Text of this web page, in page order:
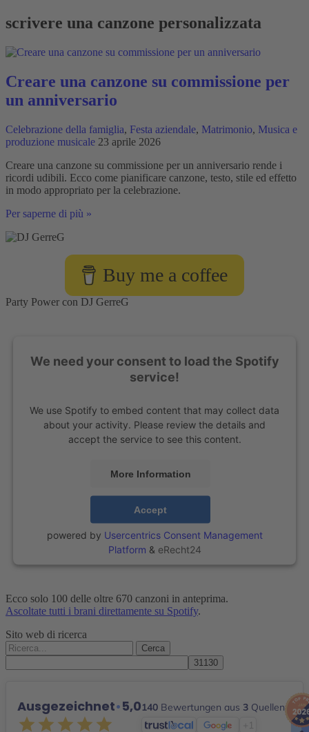
scrivere una canzone personalizzata
Creare una canzone su commissione per
un anniversario
Celebrazione della famiglia, Festa aziendale, Matrimonio, Musica e
produzione musicale 23 aprile 2026
Creare una canzone su commissione per un anniversario rende i
ricordi udibili. Ecco come pianificare canzone, testo, stile ed effetto
in modo appropriato per la celebrazione.
Creare
canzone
anniversario
Per saperne di più »
Buy me a coffee
Party Power con DJ GerreG
We need your consent to load the Spotify
service!
We use Spotify to embed content that may collect data
about your activity. Please review the details and
accept the service to see this content.
More Information
Accept
powered by Usercentrics Consent Management
Platform & eRecht24
Ecco solo 100 delle oltre 670 canzoni in anteprima.
Ascoltate tutti i brani direttamente su Spotify.
Sito web di ricerca
Cerca:
Ausgezeichnet•5,0140 Bewertungen aus 3 Quellen
+1